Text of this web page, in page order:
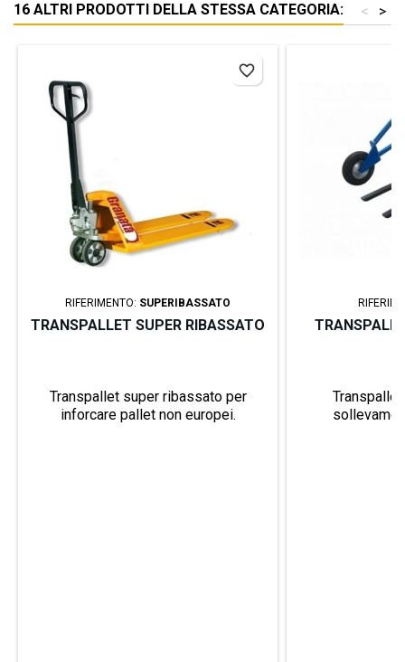
16 ALTRI PRODOTTI DELLA STESSA CATEGORIA: >
<
RIFERIMENTO: SUPERIBASSATO
TRANSPALLET SUPER RIBASSATO
Transpallet super ribassato per
inforcare pallet non europei.
favorite_border